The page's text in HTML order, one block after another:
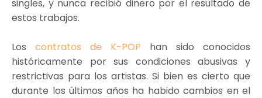
singles, y nunca recibió dinero por el resultado de
estos trabajos.
Los contratos de K-POP han sido conocidos
históricamente por sus condiciones abusivas y
restrictivas para los artistas. Si bien es cierto que
durante los últimos años ha habido cambios en el